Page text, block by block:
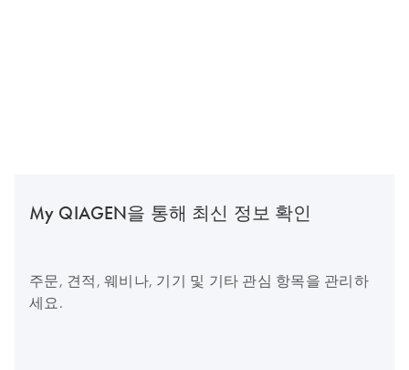
My QIAGEN을 통해 최신 정보 확인
주문, 견적, 웨비나, 기기 및 기타 관심 항목을 관리하
세요.